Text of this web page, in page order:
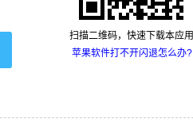
扫描二维码，快速下载本应用
苹果软件打不开闪退怎么办?